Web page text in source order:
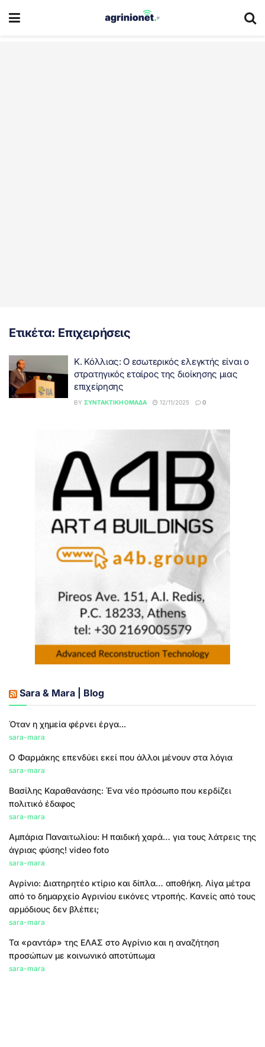
Ετικέτα: Επιχειρήσεις
Κ. Κόλλιας: Ο εσωτερικός ελεγκτής είναι ο
στρατηγικός εταίρος της διοίκησης μιας
επιχείρησης
BY ΣΥΝΤΑΚΤΙΚΉ ΟΜΆΔΑ 12/11/2025 0
Sara & Mara | Blog
Όταν η χημεία φέρνει έργα...
sara-mara
Ο Φαρμάκης επενδύει εκεί που άλλοι μένουν στα λόγια
sara-mara
Βασίλης Καραθανάσης: Ένα νέο πρόσωπο που κερδίζει
πολιτικό έδαφος
sara-mara
Αμπάρια Παναιτωλίου: Η παιδική χαρά… για τους λάτρεις της
άγριας φύσης! video foto
sara-mara
Αγρίνιο: Διατηρητέο κτίριο και δίπλα… αποθήκη. Λίγα μέτρα
από το δημαρχείο Αγρινίου εικόνες ντροπής. Κανείς από τους
αρμόδιους δεν βλέπει;
sara-mara
Τα «ραντάρ» της ΕΛΑΣ στο Αγρίνιο και η αναζήτηση
προσώπων με κοινωνικό αποτύπωμα
sara-mara